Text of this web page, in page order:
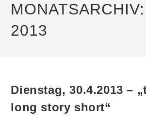
2013
Dienstag, 30.4.2013 –
long story short“